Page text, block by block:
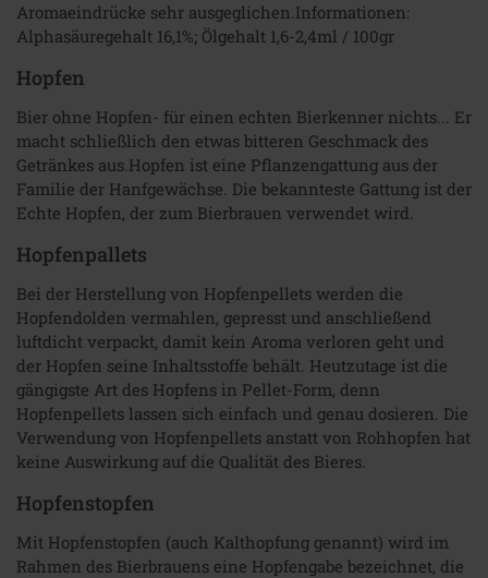
Aromaeindrücke sehr ausgeglichen.Informationen:
Alphasäuregehalt 16,1%; Ölgehalt 1,6-2,4ml / 100gr
Hopfen
Bier ohne Hopfen- für einen echten Bierkenner nichts... Er
macht schließlich den etwas bitteren Geschmack des
Getränkes aus.Hopfen ist eine Pflanzengattung aus der
Familie der Hanfgewächse. Die bekannteste Gattung ist der
Echte Hopfen, der zum Bierbrauen verwendet wird.
Hopfenpallets
Bei der Herstellung von Hopfenpellets werden die
Hopfendolden vermahlen, gepresst und anschließend
luftdicht verpackt, damit kein Aroma verloren geht und
der Hopfen seine Inhaltsstoffe behält. Heutzutage ist die
gängigste Art des Hopfens in Pellet-Form, denn
Hopfenpellets lassen sich einfach und genau dosieren. Die
Verwendung von Hopfenpellets anstatt von Rohhopfen hat
keine Auswirkung auf die Qualität des Bieres.
Hopfenstopfen
Mit Hopfenstopfen (auch Kalthopfung genannt) wird im
Rahmen des Bierbrauens eine Hopfengabe bezeichnet, die